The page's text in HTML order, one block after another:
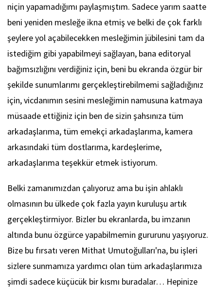
niçin yapamadığımı paylaşmıştım. Sadece yarım saatte
beni yeniden mesleğe ikna etmiş ve belki de çok farklı
şeylere yol açabilecekken mesleğimin jübilesini tam da
istediğim gibi yapabilmeyi sağlayan, bana editoryal
bağımsızlığını verdiğiniz için, beni bu ekranda özgür bir
şekilde sunumlarımı gerçekleştirebilmemi sağladığınız
için, vicdanımın sesini mesleğimin namusuna katmaya
müsaade ettiğiniz için ben de sizin şahsınıza tüm
arkadaşlarıma, tüm emekçi arkadaşlarıma, kamera
arkasındaki tüm dostlarıma, kardeşlerime,
arkadaşlarıma teşekkür etmek istiyorum.
Belki zamanımızdan çalıyoruz ama bu işin ahlaklı
olmasının bu ülkede çok fazla yayın kuruluşu artık
gerçekleştirmiyor. Bizler bu ekranlarda, bu imzanın
altında bunu özgürce yapabilmemin gururunu yaşıyoruz.
Bize bu fırsatı veren Mithat Umutoğulları'na, bu işleri
sizlere sunmamıza yardımcı olan tüm arkadaşlarımıza
şimdi sadece küçücük bir kısmı buradalar… Hepinize